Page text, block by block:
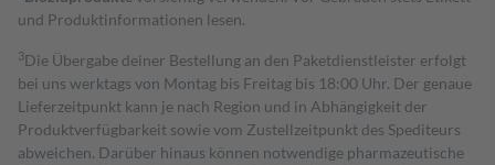
und Produktinformationen lesen.
3Die Übergabe deiner Bestellung an den Paketdienstleister erfolgt
bei uns werktags von Montag bis Freitag bis 18:00 Uhr. Der genaue
Lieferzeitpunkt kann je nach Region und in Abhängigkeit der
Produktverfügbarkeit sowie vom Zustellzeitpunkt des Spediteurs
abweichen. Darüber hinaus können notwendige pharmazeutische